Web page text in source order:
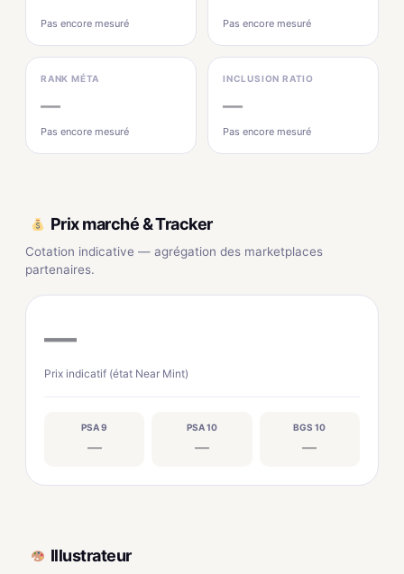
Pas encore mesuré Pas encore mesuré
RANK MÉTA
—
Pas encore mesuré
INCLUSION RATIO
—
Pas encore mesuré
Prix marché & Tracker
Cotation indicative — agrégation des marketplaces
partenaires.
—
Prix indicatif (état Near Mint)
PSA 9
—
PSA 10
—
BGS 10
—
Illustrateur